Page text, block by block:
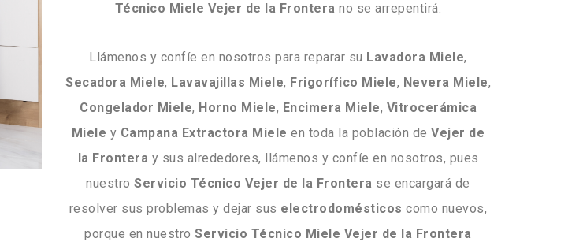
Técnico Miele Vejer de la Frontera no se arrepentirá.
Llámenos y confíe en nosotros para reparar su Lavadora Miele,
Secadora Miele, Lavavajillas Miele, Frigorífico Miele, Nevera Miele,
Congelador Miele, Horno Miele, Encimera Miele, Vitrocerámica
Miele y Campana Extractora Miele en toda la población deVejer de
la Frontera y sus alrededores, llámenos y confíe en nosotros, pues
nuestroServicio Técnico Vejer de la Frontera se encargará de
resolver sus problemas y dejar sus electrodomésticos como nuevos,
porque en nuestroServicio Técnico Miele Vejer de la Frontera